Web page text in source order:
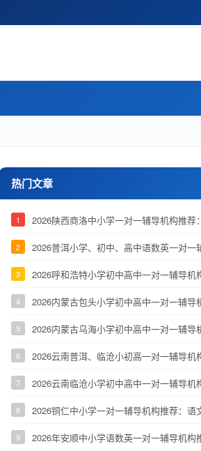
热门文章
1 2026陕西商洛中小学一对一辅导机构推
2 2026普洱小学、初中、高中语数英一对
3 2026呼和浩特小学初中高中一对一辅导
4 2026内蒙古包头小学初中高中一对一辅
5 2026内蒙古乌海小学初中高中一对一辅
6 2026云南普洱、临沧小初高一对一辅导
7 2026云南临沧小学初中高中一对一辅导
8 2026铜仁中小学一对一辅导机构推荐：语
9 2026年安顺中小学语数英一对一辅导机